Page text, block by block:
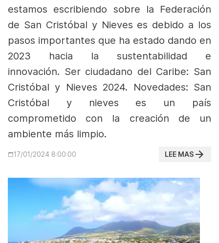
estamos escribiendo sobre la Federación
de San Cristóbal y Nieves es debido a los
pasos importantes que ha estado dando en
2023 hacia la sustentabilidad e
innovación. Ser ciudadano del Caribe: San
Cristóbal y Nieves 2024. Novedades: San
Cristóbal y nieves es un país
comprometido con la creación de un
ambiente más limpio.
17/01/2024 8:00:00 LEE MAS